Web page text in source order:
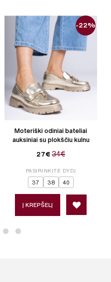
Moteriški odiniai bateliai
auksiniai su plokščiu kulnu
27€ 34€
-22%
PASIRINKITE DYDĮ
37 38 40
Į KREPŠELĮ